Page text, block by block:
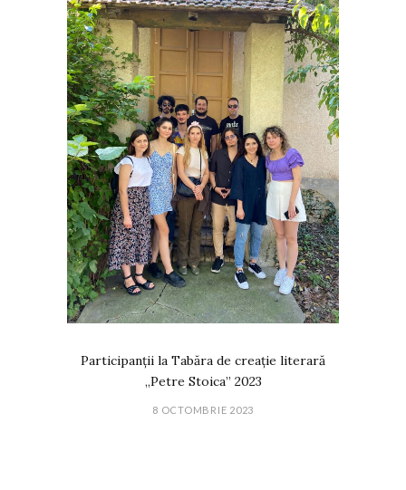
Participanții la Tabăra de creație literară
„Petre Stoica” 2023
8 OCTOMBRIE 2023